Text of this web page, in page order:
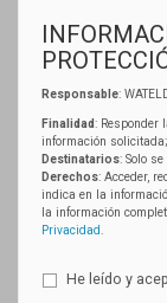
Responsable:
Finalidad: Responder
información solicitada;
Destinatarios: Solo
Derechos: Acceder,
indica en la
la información
Privacidad
He leído y